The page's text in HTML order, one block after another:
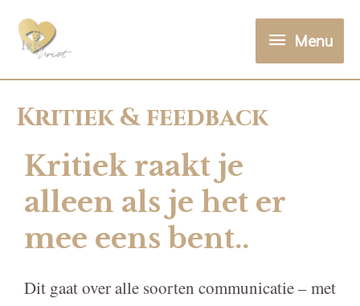
Menu
Kritiek & feedback
Kritiek raakt je
alleen als je het er
mee eens bent..
Dit gaat over alle soorten communicatie – met